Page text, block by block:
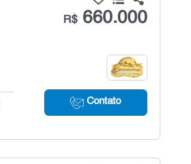
R$660.000
Contato